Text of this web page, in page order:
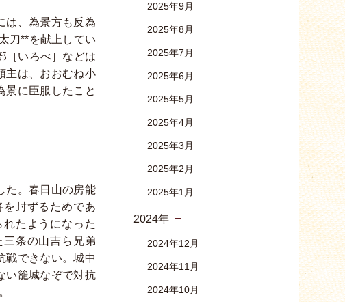
は、為景方も反為
刀**を献上してい
［いろべ］などは
主は、おおむね小
景に臣服したこと
た。春日山の房能
封ずるためであ
たようになった
条の山吉ら兄弟
戦できない。城中
い籠城なぞで対抗
2025年9月
2025年8月
2025年7月
2025年6月
2025年5月
2025年4月
2025年3月
2025年2月
2025年1月
2024年
2024年12月
2024年11月
2024年10月